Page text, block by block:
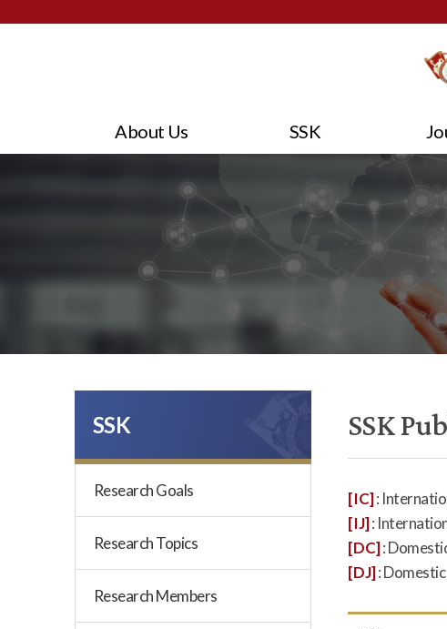
About Us SSK
SSK
Research Goals
Research Topics
Research Members
SSK
[IC]:
[IJ]:
[DC]:
[DJ]: